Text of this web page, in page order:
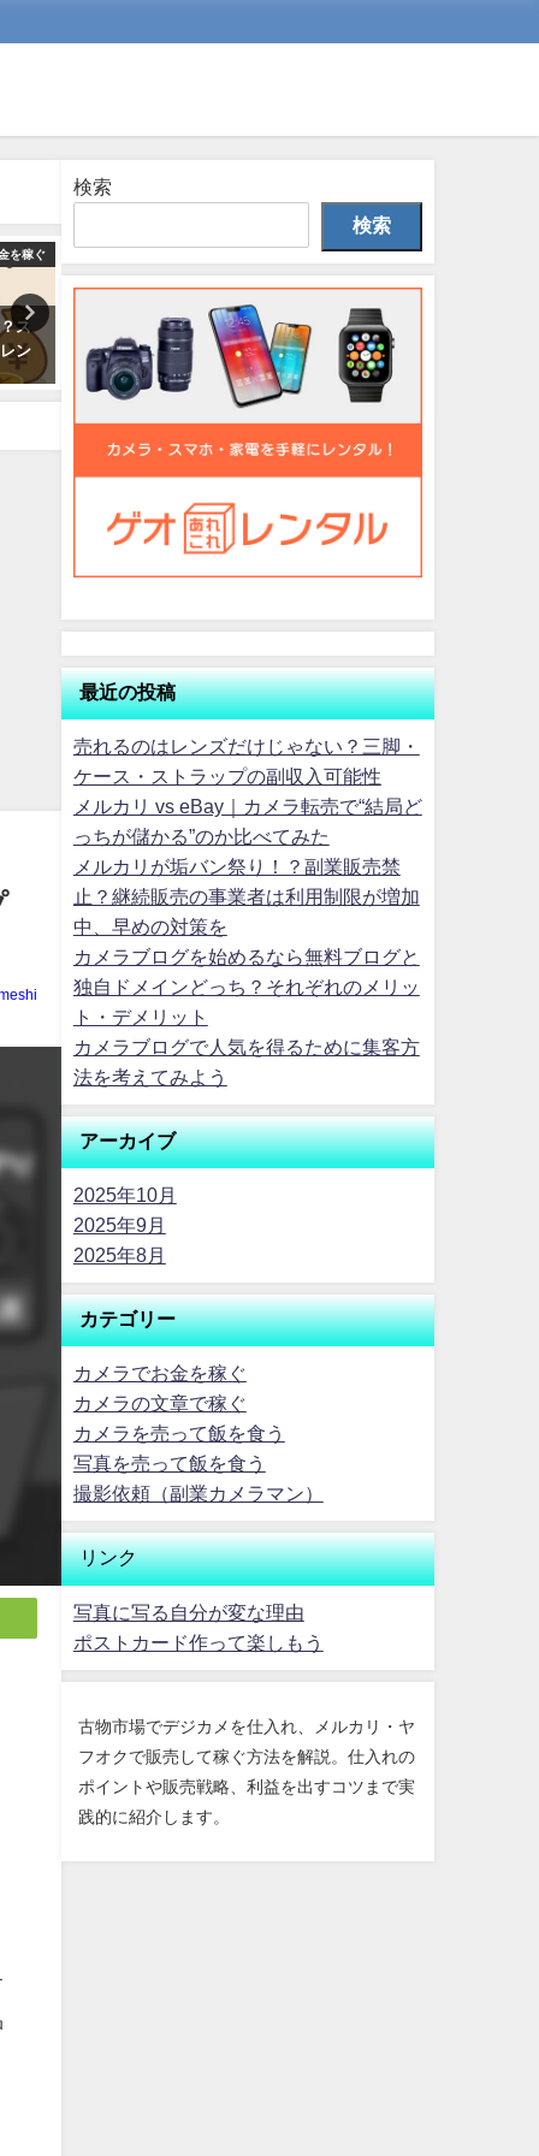
を稼ぐ
ス
ン
カメラ無在庫販売をeBayでやる
のは危険？“やめとけ”と言われ
る理由とその実態
写真を売るおすすめアプリ
初心者でも稼げる写真販売
め方とコツ
2025年8月22日
検索
検索
最近の投稿
売れるのはレンズだけじゃない？三脚・
ケース・ストラップの副収入可能性
メルカリ vs eBay｜カメラ転売で“結局ど
っちが儲かる”のか比べてみた
メルカリが垢バン祭り！？副業販売禁
止？継続販売の事業者は利用制限が増加
中、早めの対策を
カメラブログを始めるなら無料ブログと
独自ドメインどっち？それぞれのメリッ
ト・デメリット
カメラブログで人気を得るために集客方
法を考えてみよう
アーカイブ
2025年10月
2025年9月
2025年8月
カテゴリー
カメラでお金を稼ぐ
カメラの文章で稼ぐ
カメラを売って飯を食う
写真を売って飯を食う
撮影依頼（副業カメラマン）
リンク
写真に写る自分が変な理由
ポストカード作って楽しもう
古物市場でデジカメを仕入れ、メルカリ・ヤ
フオクで販売して稼ぐ方法を解説。仕入れの
ポイントや販売戦略、利益を出すコツまで実
践的に紹介します。